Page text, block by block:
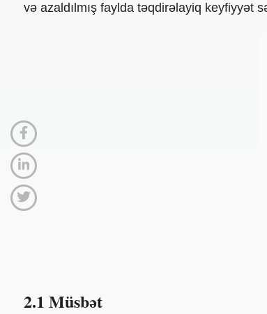
və azaldılmış faylda təqdirəlayiq keyfiyyət
2.1 Müsbət